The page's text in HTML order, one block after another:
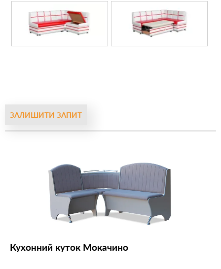
ЗАЛИШИТИ ЗАПИТ
Кухонний куток Мокачино